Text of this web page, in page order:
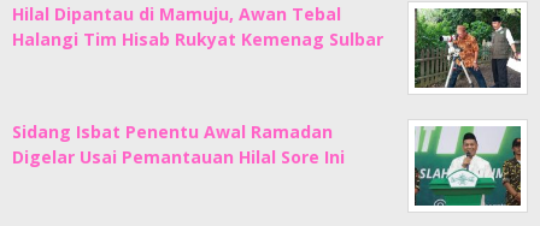
Hilal Dipantau di Mamuju, Awan Tebal
Halangi Tim Hisab Rukyat Kemenag Sulbar
Sidang Isbat Penentu Awal Ramadan
Digelar Usai Pemantauan Hilal Sore Ini